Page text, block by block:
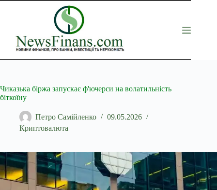
Перейти
Чиказька біржа запускає ф'ючерси на волатильність
біткоїну
Петро Самійленко
09.05.2026
Криптовалюта